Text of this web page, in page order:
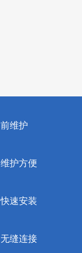
前维护
维护方便
快速安装
无缝连接